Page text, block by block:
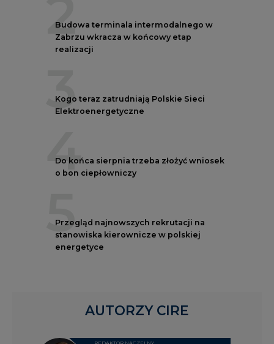
3
Kogo teraz zatrudniają Polskie Sieci
4
Do końca sierpnia trzeba złożyć wniosek
5
Przegląd najnowszych rekrutacji na
Janusz
Pietruszyński